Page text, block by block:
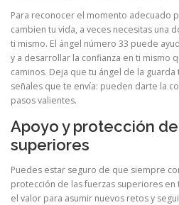
Para reconocer el momento adecuado
cambien tu vida, a veces necesitas una
ti mismo. El ángel número 33 puede
y a desarrollar la confianza en ti mismo
caminos. Deja que tu ángel de la
señales que te envía: pueden darte la
pasos valientes.
Apoyo y protección
superiores
Puedes estar seguro de que siempre
protección de las fuerzas superiores en
el valor para asumir nuevos retos y